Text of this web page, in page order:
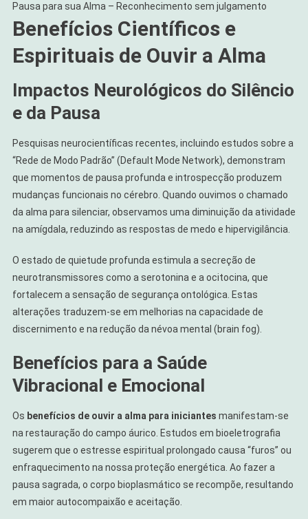
Pausa para sua Alma – Reconhecimento sem julgamento
Benefícios Científicos e
Espirituais de Ouvir a Alma
Impactos Neurológicos do Silêncio
e da Pausa
Pesquisas neurocientíficas recentes, incluindo estudos sobre a
“Rede de Modo Padrão” (Default Mode Network), demonstram
que momentos de pausa profunda e introspecção produzem
mudanças funcionais no cérebro. Quando ouvimos o chamado
da alma para silenciar, observamos uma diminuição da atividade
na amígdala, reduzindo as respostas de medo e hipervigilância.
O estado de quietude profunda estimula a secreção de
neurotransmissores como a serotonina e a ocitocina, que
fortalecem a sensação de segurança ontológica. Estas
alterações traduzem-se em melhorias na capacidade de
discernimento e na redução da névoa mental (brain fog).
Benefícios para a Saúde
Vibracional e Emocional
Os benefícios de ouvir a alma para iniciantes manifestam-se
na restauração do campo áurico. Estudos em bioeletrografia
sugerem que o estresse espiritual prolongado causa “furos” ou
enfraquecimento na nossa proteção energética. Ao fazer a
pausa sagrada, o corpo bioplasmático se recompõe, resultando
em maior autocompaixão e aceitação.